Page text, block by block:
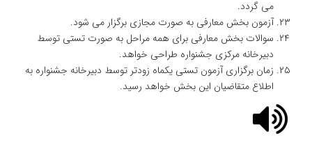
می گردد.
آزمون بخش معارفی به صورت مجازی برگزار می شود.
سوالات بخش معارفی برای همه مراحل به صورت تستی توسط
دبیرخانه مرکزی جشنواره طراحی خواهد.
زمان برگزاری آزمون تستی یکماه زودتر توسط دبیرخانه جشنواره به
اطلاع متقاضیان این بخش خواهد رسید.